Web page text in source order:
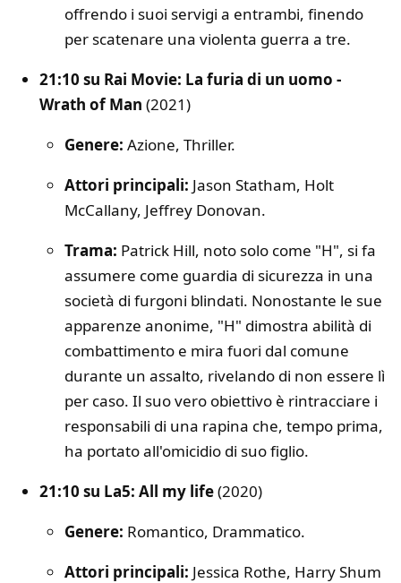
offrendo i suoi servigi a entrambi, finendo
per scatenare una violenta guerra a tre.
21:10 su Rai Movie: La furia di un uomo -
Wrath of Man (2021)
Genere: Azione, Thriller.
Attori principali: Jason Statham, Holt
McCallany, Jeffrey Donovan.
Trama: Patrick Hill, noto solo come "H", si fa
assumere come guardia di sicurezza in una
società di furgoni blindati. Nonostante le sue
apparenze anonime, "H" dimostra abilità di
combattimento e mira fuori dal comune
durante un assalto, rivelando di non essere lì
per caso. Il suo vero obiettivo è rintracciare i
responsabili di una rapina che, tempo prima,
ha portato all'omicidio di suo figlio.
21:10 su La5: All my life(2020)
Genere: Romantico, Drammatico.
Attori principali: Jessica Rothe, Harry Shum